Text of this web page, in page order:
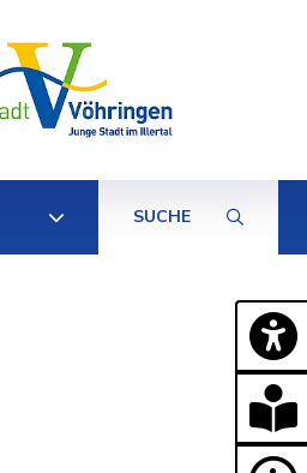
SUCHE